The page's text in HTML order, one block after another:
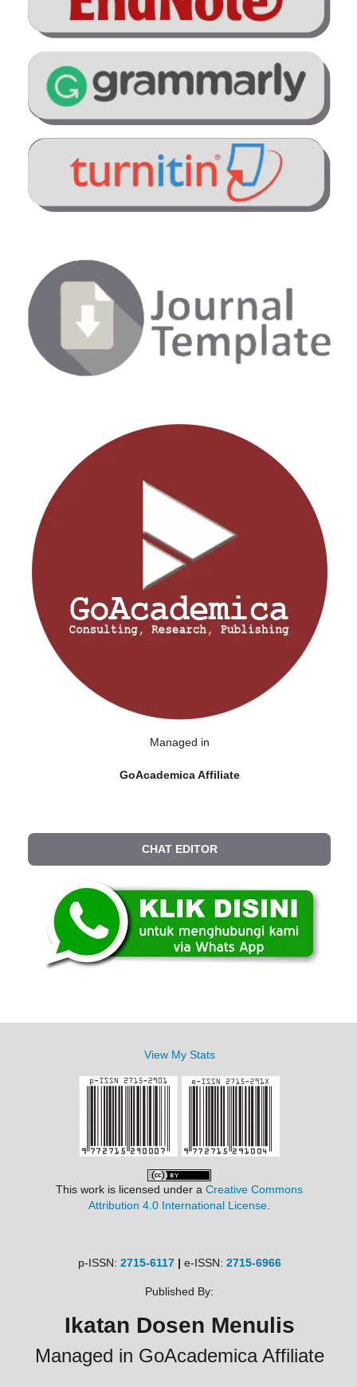
Managed in
GoAcademica Affiliate
CHAT EDITOR
View My Stats
This work is licensed under a Creative Commons
Attribution 4.0 International License
p-ISSN: 2715-6117| e-ISSN: 2715-6966
Published By:
Ikatan Dosen Menulis
Managed in GoAcademica Affiliate